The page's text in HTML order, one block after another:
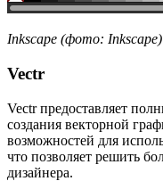
Inkscape (фото: Inkscape)
Vectr
Vectr предоставляет
создания векторной
возможностей для
что позволяет решить
дизайнера.